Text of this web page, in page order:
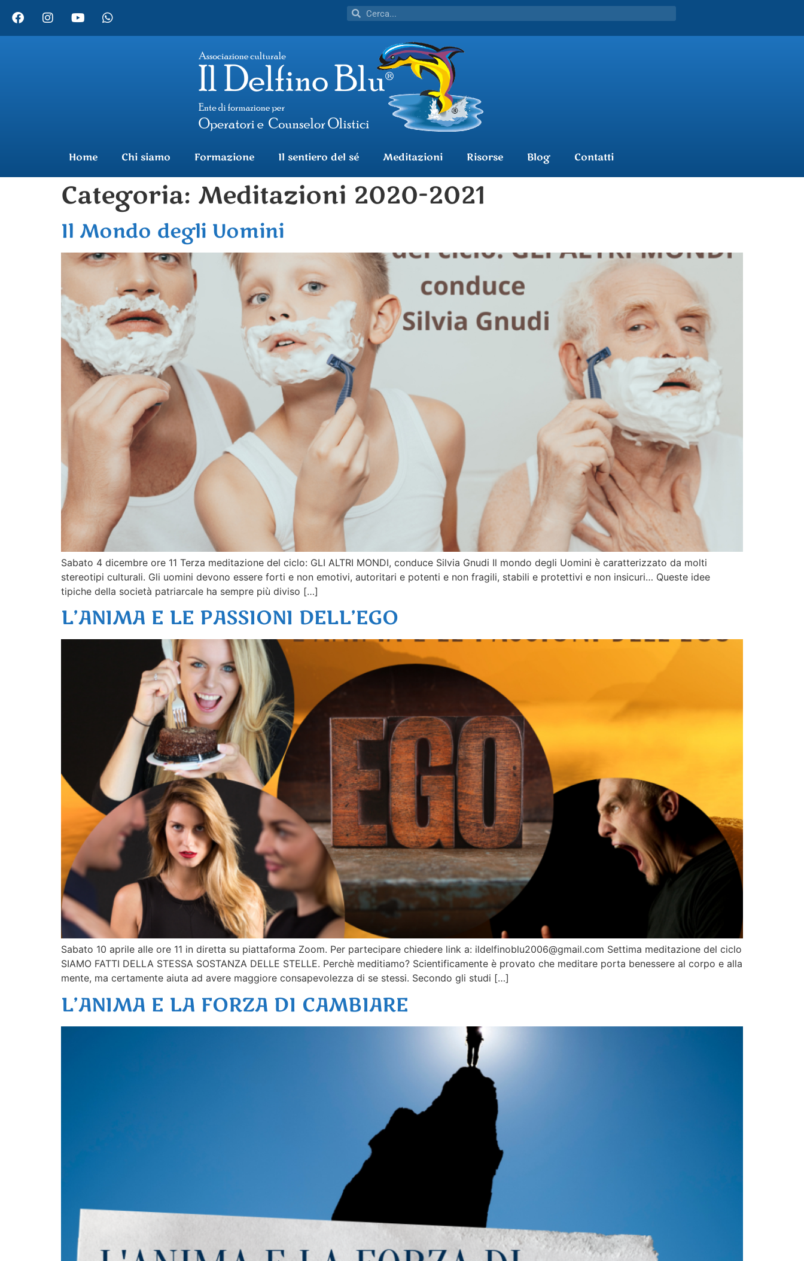
Home Chi siamo Formazione Il sentiero del sé Meditazioni Risorse Blog Contatti
Categoria: Meditazioni 2020-2021
Il Mondo degli Uomini
Sabato 4 dicembre ore 11 Terza meditazione del ciclo: GLI ALTRI MONDI, conduce Silvia Gnudi Il mondo degli Uomini è caratterizzato da molti
stereotipi culturali. Gli uomini devono essere forti e non emotivi, autoritari e potenti e non fragili, stabili e protettivi e non insicuri… Queste idee
tipiche della società patriarcale ha sempre più diviso […]
L’ANIMA E LE PASSIONI DELL’EGO
Sabato 10 aprile alle ore 11 in diretta su piattaforma Zoom. Per partecipare chiedere link a: ildelfinoblu2006@gmail.com Settima meditazione del ciclo
SIAMO FATTI DELLA STESSA SOSTANZA DELLE STELLE. Perchè meditiamo? Scientificamente è provato che meditare porta benessere al corpo e alla
mente, ma certamente aiuta ad avere maggiore consapevolezza di se stessi. Secondo gli studi […]
L’ANIMA E LA FORZA DI CAMBIARE